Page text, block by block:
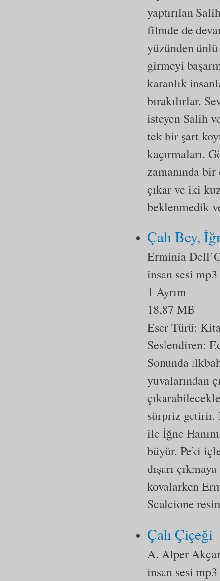
yaptırılan
filmde de
yüzünden ünlü
girmeyi
karanlık
bırakılırlar.
isteyen Salih
tek bir şart
kaçırmaları.
zamanında
çıkar ve iki
beklenmedik
Çalı Bey,
Erminia
insan sesi mp3
1 Ayrım
18,87 MB
Eser Türü:
Seslendiren:
Sonunda
yuvalarından
sürpriz getirir.
ile İğne
büyür. Peki
dışarı
kovalarken
Scalcione
Çalı Çiçeği
A. Alper
insan sesi mp3